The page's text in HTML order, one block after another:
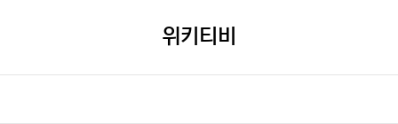
위키티비